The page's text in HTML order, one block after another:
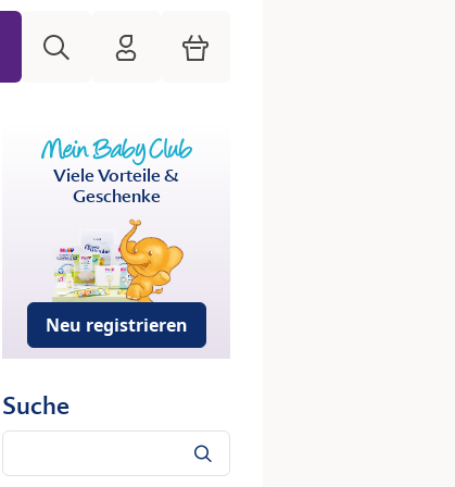
HiPP Mein Babyclub
Warenkorb
Viele Vorteile &
Geschenke
Neu registrieren
Suche